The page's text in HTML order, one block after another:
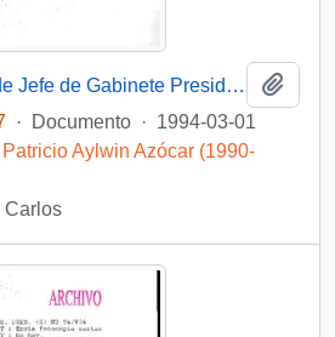
[Oficio Ord. N° 857 de Jefe de Gabinete Presidencial, remite copia de carta que se indica]
· Documento · 1994-03-01
Aylwin Azócar (1990-
Carlos